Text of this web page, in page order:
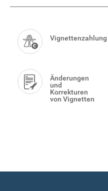
Menu
Vignettenzahlung
Änderungen
und
Korrekturen
von Vignetten